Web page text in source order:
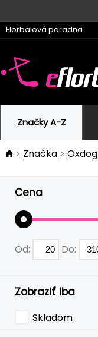
Florbalová poradňa
Značky A-Z
Značka Oxdog
Cena
Od: Do:
Zobraziť iba
Skladom